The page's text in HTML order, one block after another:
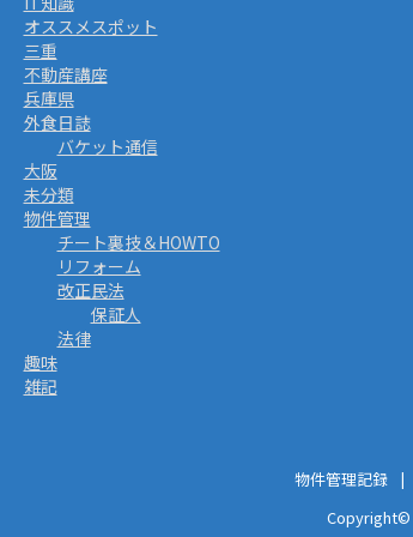
オススメスポット
三重
不動産講座
兵庫県
外食日誌
バケット通信
大阪
未分類
物件管理
チート裏技＆HOWTO
リフォーム
改正民法
保証人
法律
趣味
雑記
物件管理記録
Copyright©